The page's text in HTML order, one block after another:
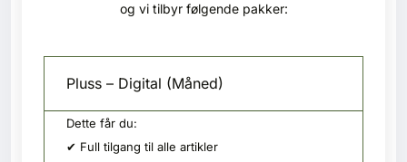
og vi tilbyr følgende pakker:
Pluss – Digital (Måned)
Dette får du:
✔ Full tilgang til alle artikler